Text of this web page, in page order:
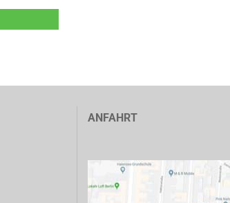
ANFAHRT